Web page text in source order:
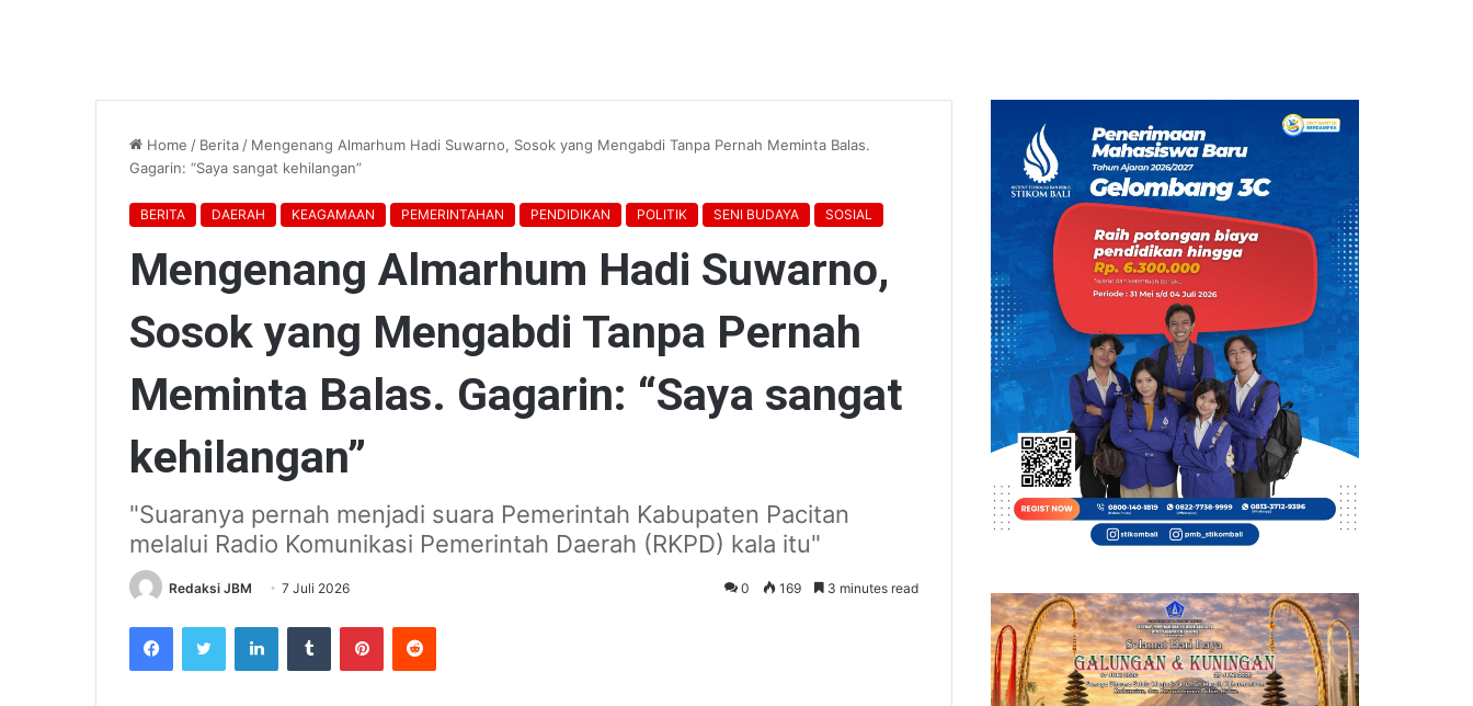
Home / Berita / Mengenang Almarhum Hadi Suwarno, Sosok yang Mengabdi Tanpa Pernah Meminta Balas.
Gagarin: “Saya sangat kehilangan”
BERITA DAERAH KEAGAMAAN PEMERINTAHAN PENDIDIKAN POLITIK SENI BUDAYA SOSIAL
Mengenang Almarhum Hadi Suwarno,
Sosok yang Mengabdi Tanpa Pernah
Meminta Balas. Gagarin: “Saya sangat
kehilangan”
"Suaranya pernah menjadi suara Pemerintah Kabupaten Pacitan
melalui Radio Komunikasi Pemerintah Daerah (RKPD) kala itu"
Redaksi JBM 7 Juli 2026 0 169 3 minutes read